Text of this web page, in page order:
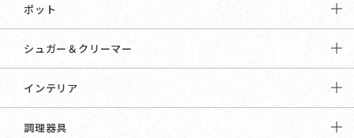
ポット
シュガー＆クリーマー
インテリア
調理器具